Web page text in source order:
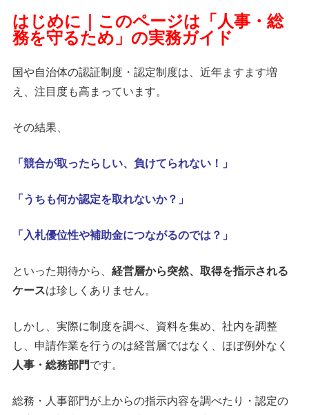
はじめに｜このページは「人事・総
務を守るため」の実務ガイド
国や自治体の認証制度・認定制度は、近年ますます増
え、注目度も高まっています。
その結果、
「競合が取ったらしい、負けてられない！」
「うちも何か認定を取れないか？」
「入札優位性や補助金につながるのでは？」
といった期待から、 経営層から突然、取得を指示される
ケースは珍しくありません。
しかし、実際に制度を調べ、資料を集め、社内を調整
し、申請作業を行うのは経営層ではなく、ほぼ例外なく
人事・総務部門です。
総務・人事部門が上からの指示内容を調べたり・認定の